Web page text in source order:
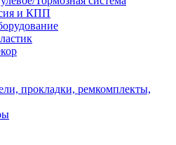
и КПП
прокладки, ремкомплекты,